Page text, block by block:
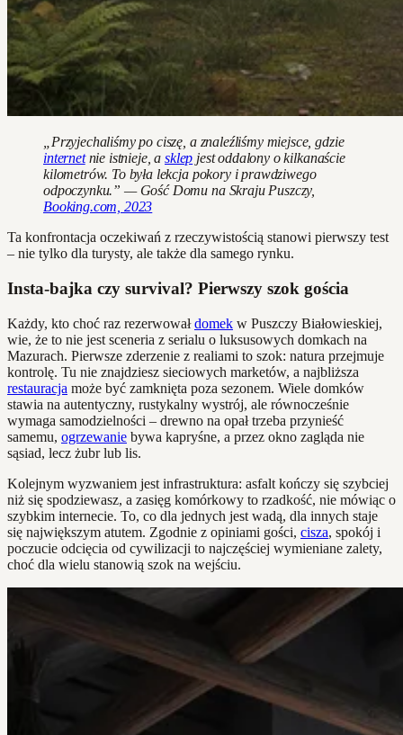
„Przyjechaliśmy po ciszę, a znaleźliśmy miejsce, gdzie
internetnie istnieje, asklep jest oddalony o kilkanaście
kilometrów. To była lekcja pokory i prawdziwego
odpoczynku.” — Gość Domu na Skraju Puszczy,
Booking.com, 2023
Ta konfrontacja oczekiwań z rzeczywistością stanowi pierwszy test
– nie tylko dla turysty, ale także dla samego rynku.
Insta-bajka czy survival? Pierwszy szok gościa
Każdy, kto choć raz rezerwowałdomek w Puszczy Białowieskiej,
wie, że to nie jest sceneria z serialu o luksusowych domkach na
Mazurach. Pierwsze zderzenie z realiami to szok: natura przejmuje
kontrolę. Tu nie znajdziesz sieciowych marketów, a najbliższa
restauracja może być zamknięta poza sezonem. Wiele domków
stawia na autentyczny, rustykalny wystrój, ale równocześnie
wymaga samodzielności – drewno na opał trzeba przynieść
samemu, ogrzewanie bywa kapryśne, a przez okno zagląda nie
sąsiad, lecz żubr lub lis.
Kolejnym wyzwaniem jest infrastruktura: asfalt kończy się szybciej
niż się spodziewasz, a zasięg komórkowy to rzadkość, nie mówiąc o
szybkim internecie. To, co dla jednych jest wadą, dla innych staje
się największym atutem. Zgodnie z opiniami gości, cisza, spokój i
poczucie odcięcia od cywilizacji to najczęściej wymieniane zalety,
choć dla wielu stanowią szok na wejściu.